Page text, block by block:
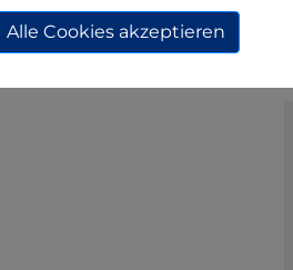
Alle Cookies akzeptieren